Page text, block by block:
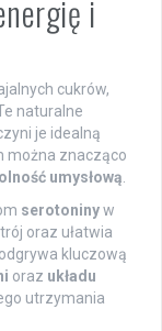
i
cukrów,
Te naturalne
je idealną
można znacząco
umysłową
serotoninyw
oraz ułatwia
odgrywa kluczową
oraz układu
utrzymania